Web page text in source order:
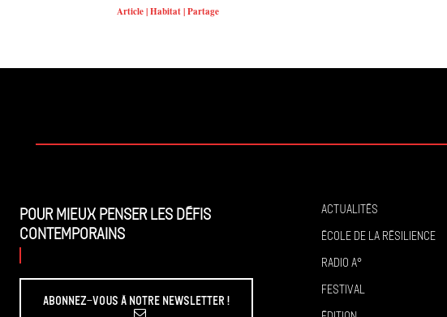
Article | Habitat | Partage
Pour mieux penser les défis
contemporains
Abonnez-vous à Notre Newsletter !
Actualités
École de la résilience
Radio A°
Festival